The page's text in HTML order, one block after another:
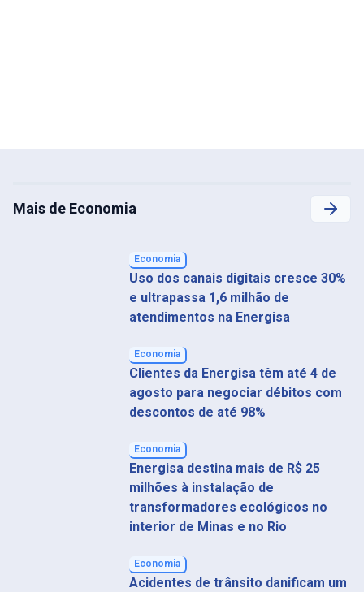
Mais de Economia
Economia
Uso dos canais digitais cresce 30%
e ultrapassa 1,6 milhão de
atendimentos na Energisa
Economia
Clientes da Energisa têm até 4 de
agosto para negociar débitos com
descontos de até 98%
Economia
Energisa destina mais de R$ 25
milhões à instalação de
transformadores ecológicos no
interior de Minas e no Rio
Economia
Acidentes de trânsito danificam um